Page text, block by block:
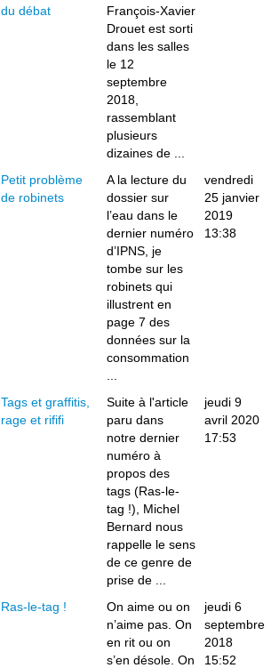
du débat
François-Xavier
Drouet est sorti
dans les salles
le 12
septembre
2018,
rassemblant
plusieurs
dizaines de ...
Petit problème
de robinets
A la lecture du
dossier sur
l’eau dans le
dernier numéro
d’IPNS, je
tombe sur les
robinets qui
illustrent en
page 7 des
données sur la
consommation
vendredi
25 janvier
2019
13:38
Tags et graffitis,
rage et rififi
Suite à l'article
paru dans
notre dernier
numéro à
propos des
tags (Ras-le-
tag !), Michel
Bernard nous
rappelle le sens
de ce genre de
prise de ...
jeudi 9
avril 2020
17:53
Ras-le-tag !
On aime ou on
n’aime pas. On
en rit ou on
s’en désole. On
jeudi 6
septembre
2018
15:52